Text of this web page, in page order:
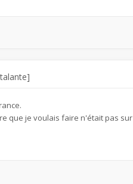
que je voulais faire n'était pas